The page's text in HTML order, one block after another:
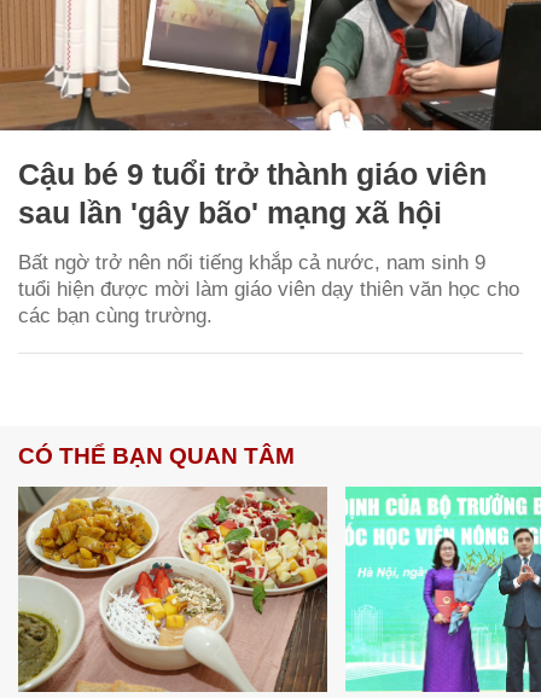
Cậu bé 9 tuổi trở thành giáo viên
sau lần 'gây bão' mạng xã hội
Bất ngờ trở nên nổi tiếng khắp cả nước, nam sinh 9
tuổi hiện được mời làm giáo viên dạy thiên văn học cho
các bạn cùng trường.
CÓ THỂ BẠN QUAN TÂM